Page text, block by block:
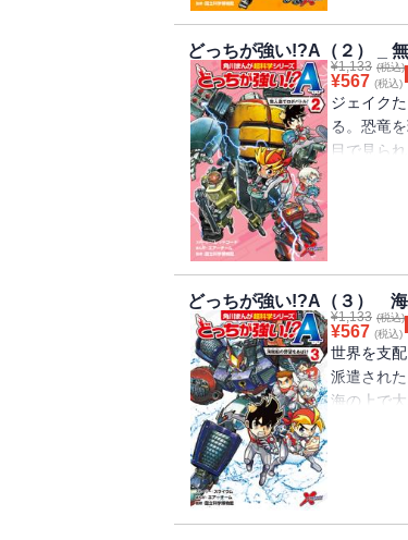
どっちが強い!?A（２） _
¥1,133 (税込)
¥567 (税込)
ジェイク
る。恐竜
目で見ら
クたちば
どっちが強い!?A（３）
¥1,133 (税込)
¥567 (税込)
世界を支
派遣され
海の上で
たちは世